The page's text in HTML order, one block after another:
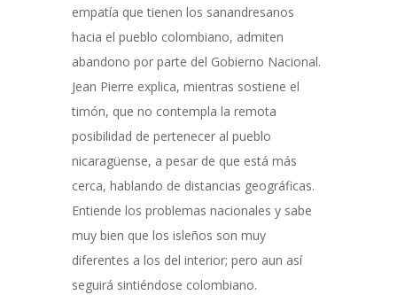
empatía que tienen los sanandresanos
hacia el pueblo colombiano, admiten
abandono por parte del Gobierno Nacional.
Jean Pierre explica, mientras sostiene el
timón, que no contempla la remota
posibilidad de pertenecer al pueblo
nicaragüense, a pesar de que está más
cerca, hablando de distancias geográficas.
Entiende los problemas nacionales y sabe
muy bien que los isleños son muy
diferentes a los del interior; pero aun así
seguirá sintiéndose colombiano.